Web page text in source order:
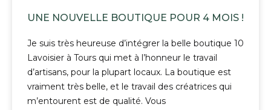
UNE NOUVELLE BOUTIQUE POUR 4 MOIS !
Je suis très heureuse d’intégrer la belle boutique 10
Lavoisier à Tours qui met à l’honneur le travail
d’artisans, pour la plupart locaux. La boutique est
vraiment très belle, et le travail des créatrices qui
m’entourent est de qualité. Vous